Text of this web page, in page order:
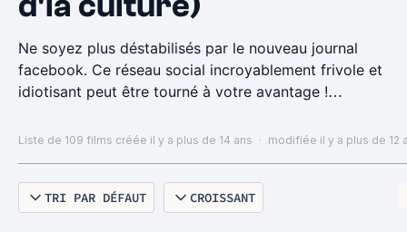
Ne soyez plus déstabilisés par le nouveau journal
facebook. Ce réseau social incroyablement frivole et
idiotisant peut être tourné à votre avantage !
votre culture grâce aux couvertures certifiées 100%
ses amis, chacune de ces images est un condensé de
bon goût et de beauté picturale.
Liste de 109 films créée il y a plus de 14 ans · modifiée il y a plus de 12
TRI PAR DÉFAUT CROISSANT